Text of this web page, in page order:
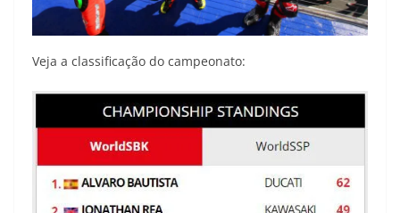
Veja a classificação do campeonato: